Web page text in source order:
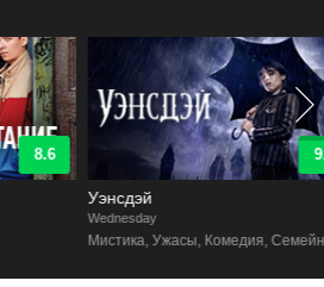
8.6 9.1
Уэнсдэй
Wednesday
Мистика, Ужасы, Комедия, Семейный